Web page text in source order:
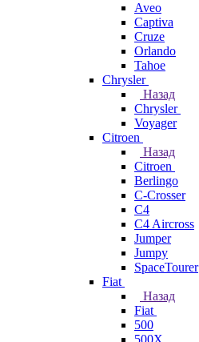
Aveo
Captiva
Cruze
Orlando
Tahoe
Chrysler
Назад
Chrysler
Voyager
Citroen
Назад
Citroen
Berlingo
C-Crosser
C4
C4 Aircross
Jumper
Jumpy
SpaceTourer
Fiat
Назад
Fiat
500
500X